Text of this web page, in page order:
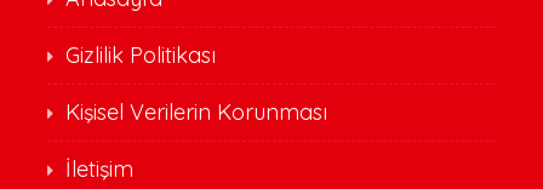
Gizlilik Politikası
Kişisel Verilerin Korunması
İletişim